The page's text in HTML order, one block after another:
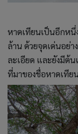
หาดเทียนเป็นอีกหนึ่
ล้าน ด้วยจุดเด่นอย่า
ละเอียด และยังมีต้น
ที่มาของชื่อหาดเทีย